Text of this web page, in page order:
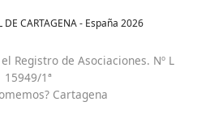
DE CARTAGENA - España 2026
Registro de Asociaciones. Nº L
15949/1ª
Cartagena